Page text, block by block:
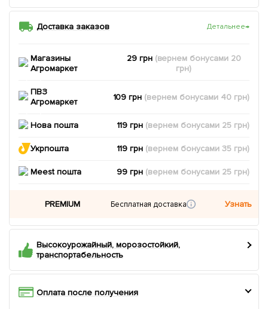
Доставка заказов Детальнее→
Магазины
Агромаркет
29 грн (вернем бонусами 20
грн)
ПВЗ
Агромаркет
109 грн (вернем бонусами 40 грн)
Нова пошта 119 грн (вернем бонусами 25 грн)
Укрпошта 119 грн (вернем бонусами35 грн)
Meest пошта 99 грн (вернем бонусами 25 грн)
PREMIUM Бесплатная доставка Узнать
Высокоурожайный, морозостойкий,
транспортабельность
Оплата после получения